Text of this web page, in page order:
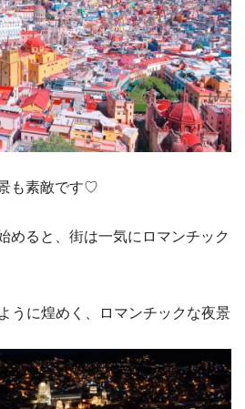
も素敵です♡
めると、街は一気にロマンチック
うに煌めく、ロマンチックな夜景